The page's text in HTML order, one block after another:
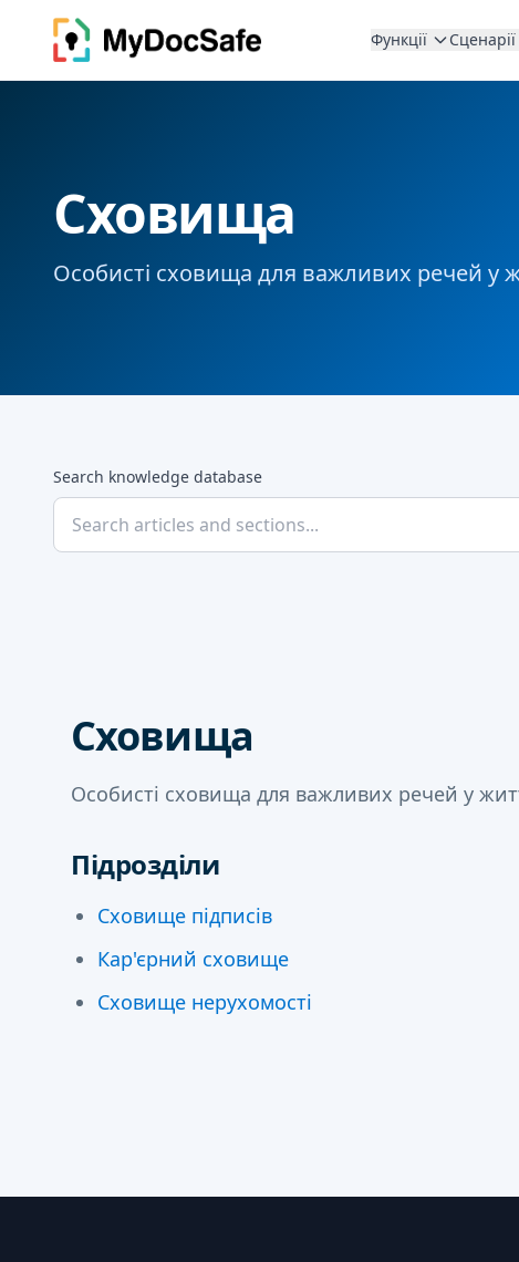
Функції
Сховища
Особисті сховища для важливих речей у
Search knowledge database
Сховища
Особисті сховища для важливих речей у
Підрозділи
Сховище підписів
Кар'єрний сховище
Сховище нерухомості